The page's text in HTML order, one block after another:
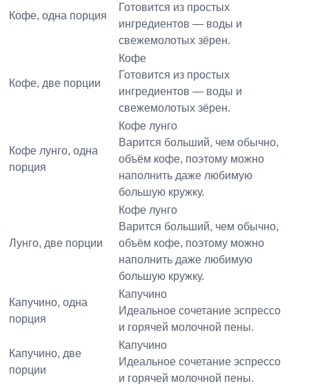
Кофе, одна порция
Готовится из простых
ингредиентов — воды и
свежемолотых зёрен.
Кофе, две порции
Кофе
Готовится из простых
ингредиентов — воды и
свежемолотых зёрен.
Кофе лунго, одна
порция
Кофе лунго
Варится больший, чем обычно,
объём кофе, поэтому можно
наполнить даже любимую
большую кружку.
Лунго, две порции
Кофе лунго
Варится больший, чем обычно,
объём кофе, поэтому можно
наполнить даже любимую
большую кружку.
Капучино, одна
порция
Капучино
Идеальное сочетание эспрессо
и горячей молочной пены.
Капучино, две
порции
Капучино
Идеальное сочетание эспрессо
и горячей молочной пены.